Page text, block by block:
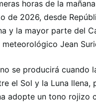
horas de la
de 2026, desde
y la mayor parte del
meteorológico Jean
se producirá cuando
el Sol y la Luna llena,
adopte un tono rojizo